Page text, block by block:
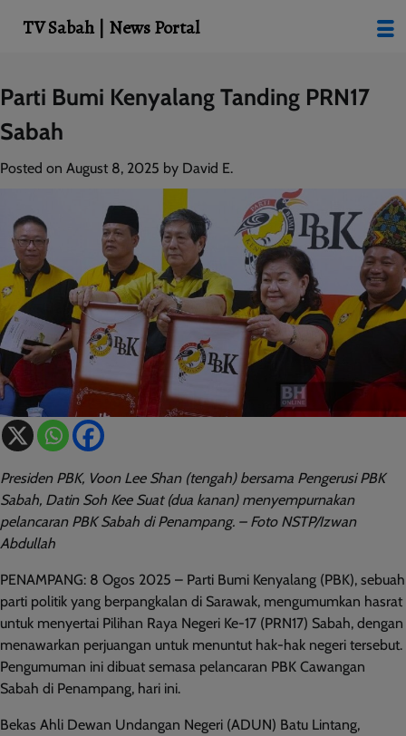
Skip
to
content
Parti Bumi Kenyalang Tanding PRN17
Sabah
Posted on August 8, 2025 by David E.
Presiden PBK, Voon Lee Shan (tengah) bersama Pengerusi PBK
Sabah, Datin Soh Kee Suat (dua kanan) menyempurnakan
pelancaran PBK Sabah di Penampang. – Foto NSTP/Izwan
Abdullah
PENAMPANG: 8 Ogos 2025 – Parti Bumi Kenyalang (PBK), sebuah
parti politik yang berpangkalan di Sarawak, mengumumkan hasrat
untuk menyertai Pilihan Raya Negeri Ke-17 (PRN17) Sabah, dengan
menawarkan perjuangan untuk menuntut hak-hak negeri tersebut.
Pengumuman ini dibuat semasa pelancaran PBK Cawangan
Sabah di Penampang, hari ini.
Bekas Ahli Dewan Undangan Negeri (ADUN) Batu Lintang,
TV Sabah | News Portal